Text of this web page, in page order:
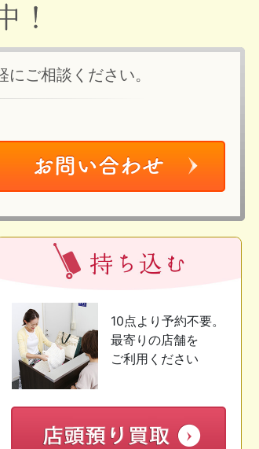
ご相談ください。
10点より予約不要。
最寄りの店舗を
ご利用ください